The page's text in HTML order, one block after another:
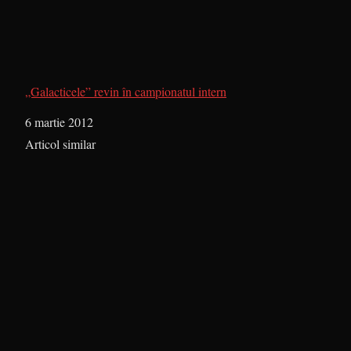
„Galacticele” revin în campionatul intern
Dată
6 martie 2012
În legătură cu
Articol similar